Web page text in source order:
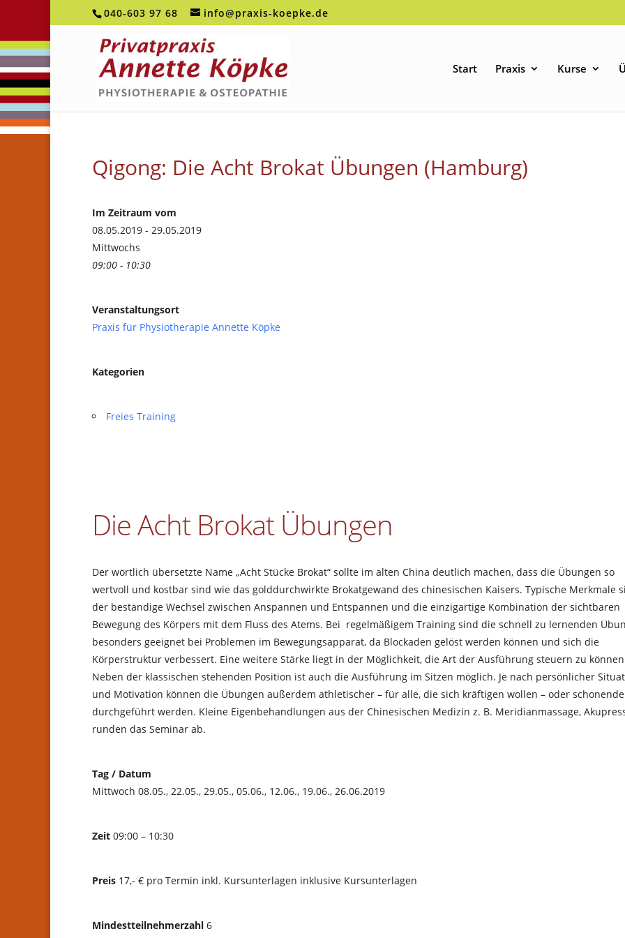
040-603 97 68 info@praxis-koepke.de
Start Praxis Kurse
Qigong: Die Acht Brokat Übungen (Hamburg)
Im Zeitraum vom
08.05.2019 - 29.05.2019
Mittwochs
09:00 - 10:30
Veranstaltungsort
Praxis für Physiotherapie Annette Köpke
Kategorien
Freies Training
Die Acht Brokat Übungen
Der wörtlich übersetzte Name „Acht Stücke Brokat“ sollte im alten China deutlich machen, dass die Übungen so
wertvoll und kostbar sind wie das golddurchwirkte Brokatgewand des chinesischen Kaisers. Typische Merkmale
der beständige Wechsel zwischen Anspannen und Entspannen und die einzigartige Kombination der sichtbaren
Bewegung des Körpers mit dem Fluss des Atems. Bei regelmäßigem Training sind die schnell zu lernenden
besonders geeignet bei Problemen im Bewegungsapparat, da Blockaden gelöst werden können und sich die
Körperstruktur verbessert. Eine weitere Stärke liegt in der Möglichkeit, die Art der Ausführung steuern zu
Neben der klassischen stehenden Position ist auch die Ausführung im Sitzen möglich. Je nach persönlicher
und Motivation können die Übungen außerdem athletischer – für alle, die sich kräftigen wollen – oder
durchgeführt werden. Kleine Eigenbehandlungen aus der Chinesischen Medizin z. B. Meridianmassage,
runden das Seminar ab.
Tag / Datum
Mittwoch 08.05., 22.05., 29.05., 05.06., 12.06., 19.06., 26.06.2019
Zeit 09:00 – 10:30
Preis 17,- € pro Termin inkl. Kursunterlagen inklusive Kursunterlagen
Mindestteilnehmerzahl 6